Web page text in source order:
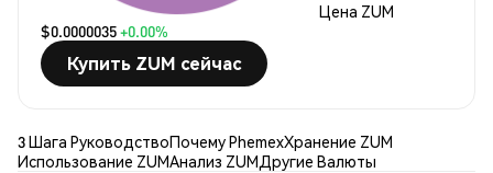
Цена ZUM
$0.0000035+0.00%
Купить ZUM сейчас
3 Шага РуководствоПочему PhemexХранение ZUM
Использование ZUMАнализ ZUMДругие Валюты